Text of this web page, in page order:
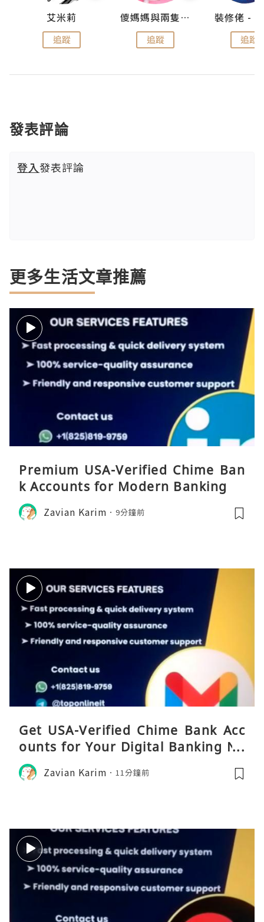
艾米莉
追蹤
儍媽媽與兩隻小魔怪之家
追蹤 追蹤
發表評論
登入發表評論
更多生活文章推薦
Premium USA-Verified Chime Ban
k Accounts for Modern Banking
Zavian Karim 9分鐘前
Get USA-Verified Chime Bank Acc
ounts for Your Digital Banking Ne
eds
Zavian Karim 11分鐘前